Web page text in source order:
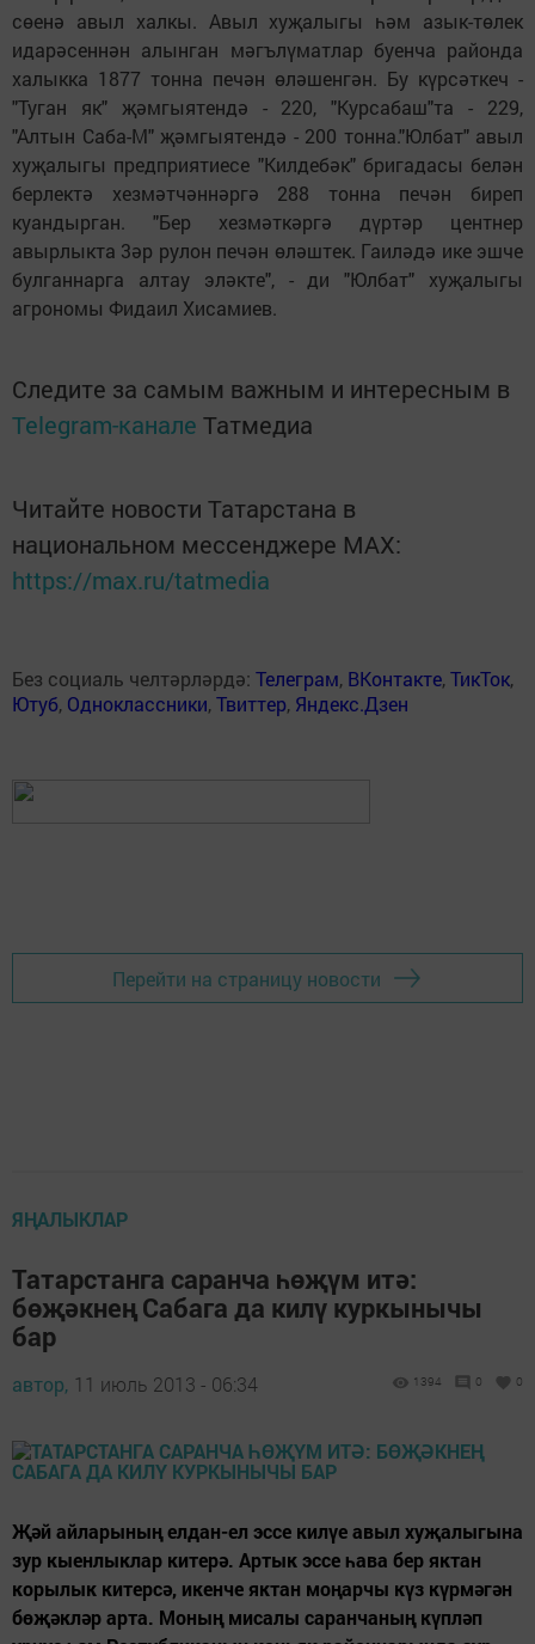
сөенә авыл халкы. Авыл хуҗалыгы һәм азык-төлек
идарәсеннән алынган мәгълүматлар буенча районда
халыкка 1877 тонна печән өләшенгән. Бу күрсәткеч -
"Туган як" җәмгыятендә - 220, "Курсабаш"та - 229,
"Алтын Саба-М" җәмгыятендә - 200 тонна."Юлбат" авыл
хуҗалыгы предприятиесе "Килдебәк" бригадасы белән
берлектә хезмәтчәннәргә 288 тонна печән биреп
куандырган. "Бер хезмәткәргә дүртәр центнер
авырлыкта 3әр рулон печән өләштек. Гаиләдә ике эшче
булганнарга алтау эләкте", - ди "Юлбат" хуҗалыгы
агрономы Фидаил Хисамиев.
Следите за самым важным и интересным в
Telegram-канале Татмедиа
Читайте новости Татарстана в
национальном мессенджере MАХ:
https://max.ru/tatmedia
Без социаль челтәрләрдә: Телеграм, ВКонтакте,ТикТок,
Ютуб, Одноклассники,Твиттер, Яндекс.Дзен
Перейти на страницу новости
ЯҢАЛЫКЛАР
Татарстанга саранча һөҗүм итә:
бөҗәкнең Сабага да килү куркынычы
бар
автор, 11 июль 2013 - 06:34 1394 0 0
Җәй айларының елдан-ел эссе килүе авыл хуҗалыгына
зур кыенлыклар китерә. Артык эссе һава бер яктан
корылык китерсә, икенче яктан моңарчы күз күрмәгән
бөҗәкләр арта. Моның мисалы саранчаның күпләп